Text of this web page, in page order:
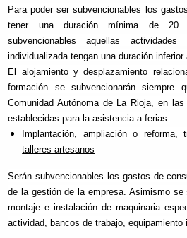
Para poder ser subvencionables los
tener una duración mínima de 20
subvencionables aquellas
individualizada tengan una duración inferior
El alojamiento y desplazamiento
formación se subvencionarán
Comunidad Autónoma de La Rioja, en
establecidas para la asistencia a ferias.
Implantación, ampliación o reforma,
talleres artesanos
Serán subvencionables los gastos de
de la gestión de la empresa. Asimismo se
montaje e instalación de maquinaria
actividad, bancos de trabajo, equipamiento